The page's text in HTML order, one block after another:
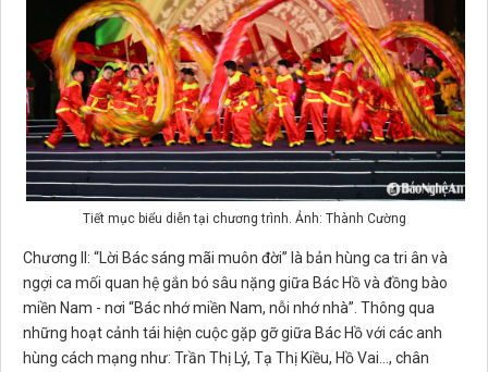
Tiết mục biểu diễn tại chương trình. Ảnh: Thành Cường
Chương II: “Lời Bác sáng mãi muôn đời” là bản hùng ca tri ân và
ngợi ca mối quan hệ gắn bó sâu nặng giữa Bác Hồ và đồng bào
miền Nam - nơi “Bác nhớ miền Nam, nỗi nhớ nhà”. Thông qua
những hoạt cảnh tái hiện cuộc gặp gỡ giữa Bác Hồ với các anh
hùng cách mạng như: Trần Thị Lý, Tạ Thị Kiều, Hồ Vai…, chân